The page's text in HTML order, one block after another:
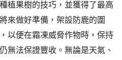
植果樹的技巧，並獲得了最高
來做好準備，架設防鹿的圍
以便在霜凍威脅作物時，保持
無法保證豐收。無論是天氣、